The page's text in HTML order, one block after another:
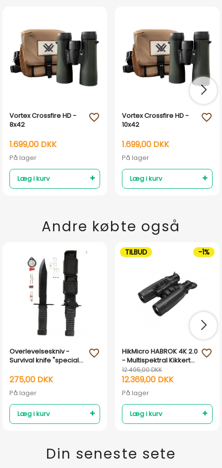
Vortex Crossfire HD -
8x42
1.699,00 DKK
På lager
Læg i kurv
favorite_outline
Vortex Crossfire HD -
10x42
1.699,00 DKK
På lager
Læg i kurv
favorite_outline
Andre købte også
Overlevelseskniv -
Survival knife "special
275,00 DKK
På lager
Læg i kurv
favorite_outline
HikMicro HABROK 4K 2.0
- Multispektral Kikkert
med termisk & 4K
digital teknologi
12.495,00 DKK
12.369,00 DKK
På lager
Læg i kurv
favorite_outline
TILBUD -1%
Din seneste sete